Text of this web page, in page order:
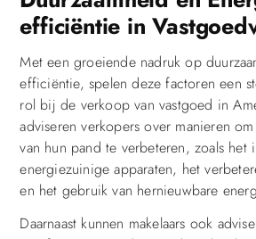
efficiëntie in
Met een groeiende nadruk op
efficiëntie, spelen deze factoren een
rol bij de verkoop van vastgoed in
adviseren verkopers over manieren
van hun pand te verbeteren, zoals het
energiezuinige apparaten, het
en het gebruik van hernieuwbare
Daarnaast kunnen makelaars ook